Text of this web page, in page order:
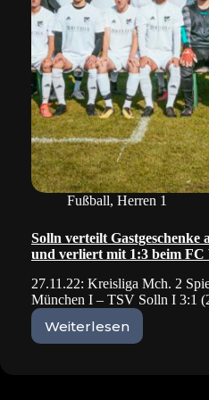
Fußball, Herren 1
Solln verteilt Gastgeschenke
und verliert mit 1:3 beim FC
27.11.22: Kreisliga Mch. 2
München I – TSV Solln I 3:1
Weiterlesen
Solln